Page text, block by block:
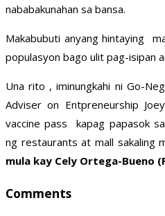
nababakunahan sa bansa.
Makabubuti anyang hintaying
populasyon bago ulit pag-isipan
Una rito , iminungkahi ni Go-
Adviser on Entpreneurship
vaccine pass kapag papasok
ng restaurants at mall sakaling
mula kay Cely Ortega-Bueno
Comments